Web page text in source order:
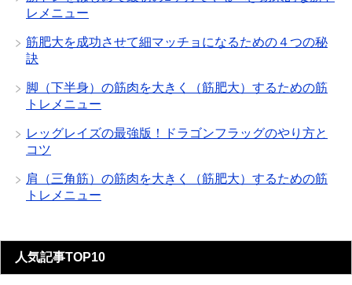
レメニュー
筋肥大を成功させて細マッチョになるための４つの秘
訣
脚（下半身）の筋肉を大きく（筋肥大）するための筋
トレメニュー
レッグレイズの最強版！ドラゴンフラッグのやり方と
コツ
肩（三角筋）の筋肉を大きく（筋肥大）するための筋
トレメニュー
人気記事TOP10